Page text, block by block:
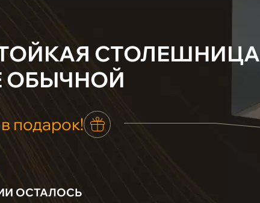
СТОЛЕШНИЦА
ОБЫЧНОЙ
подарок!
ОСТАЛОСЬ